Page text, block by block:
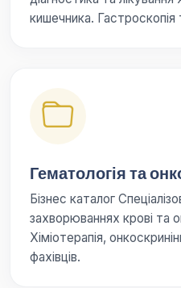
кишечника. Гастроскопія
Гематологія та
Бізнес каталог
захворюваннях крові та
Хіміотерапія,
фахівців.